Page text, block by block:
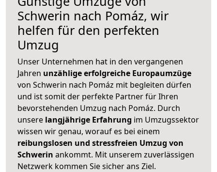
Schwerin nach Pomáz, wir
helfen für den perfekten
Umzug
Unser Unternehmen hat in den vergangenen
Jahren unzählige erfolgreiche Europaumzüge
von Schwerin nach Pomáz mit begleiten dürfen
und ist somit der perfekte Partner für Ihren
bevorstehenden Umzug nach Pomáz. Durch
unsere langjährige Erfahrung im Umzugssektor
wissen wir genau, worauf es bei einem
reibungslosen und stressfreien Umzug von
Schwerin ankommt. Mit unserem zuverlässigen
Netzwerk kommen Sie sicher ans Ziel.